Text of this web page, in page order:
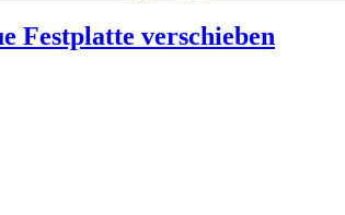
Festplatte verschieben